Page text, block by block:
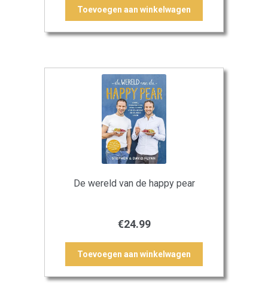
Toevoegen aan winkelwagen
De wereld van de happy pear
€24.99
Toevoegen aan winkelwagen